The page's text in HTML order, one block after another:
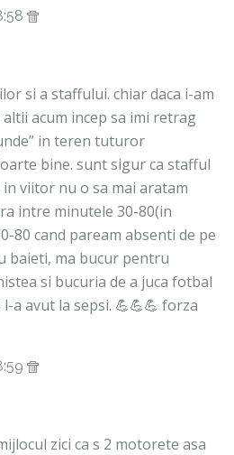
si a staffului. chiar daca i-am
acum incep sa imi retrag
in teren tuturor
bine. sunt sigur ca stafful
viitor nu o sa mai aratam
intre minutele 30-80(in
80 cand paream absenti de pe
baieti, ma bucur pentru
si bucuria de a juca fotbal
a avut la sepsi. 💪💪💪 forza
zici ca s 2 motorete asa